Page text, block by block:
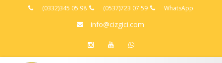
(0332)345 05 98 (0537)723 07 59 WhatsApp
info@cizgici.com